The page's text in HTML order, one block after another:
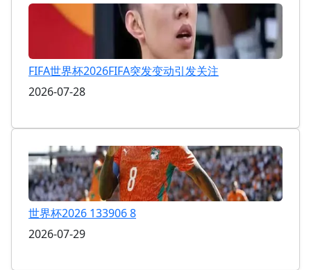
FIFA世界杯2026FIFA突发变动引发关注
2026-07-28
世界杯2026 133906 8
2026-07-29